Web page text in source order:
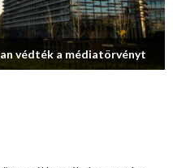
védték a médiatörvényt